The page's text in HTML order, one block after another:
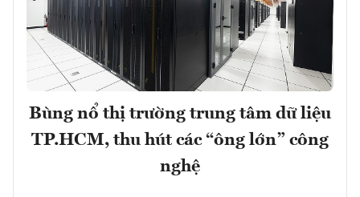
Bùng nổ thị trường trung tâm dữ liệu
TP.HCM, thu hút các “ông lớn” công
nghệ